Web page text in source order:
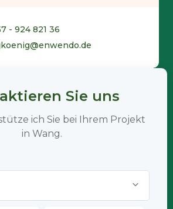
- 924 821 36
Sie uns
ich Sie bei Ihrem Projekt
in Wang.